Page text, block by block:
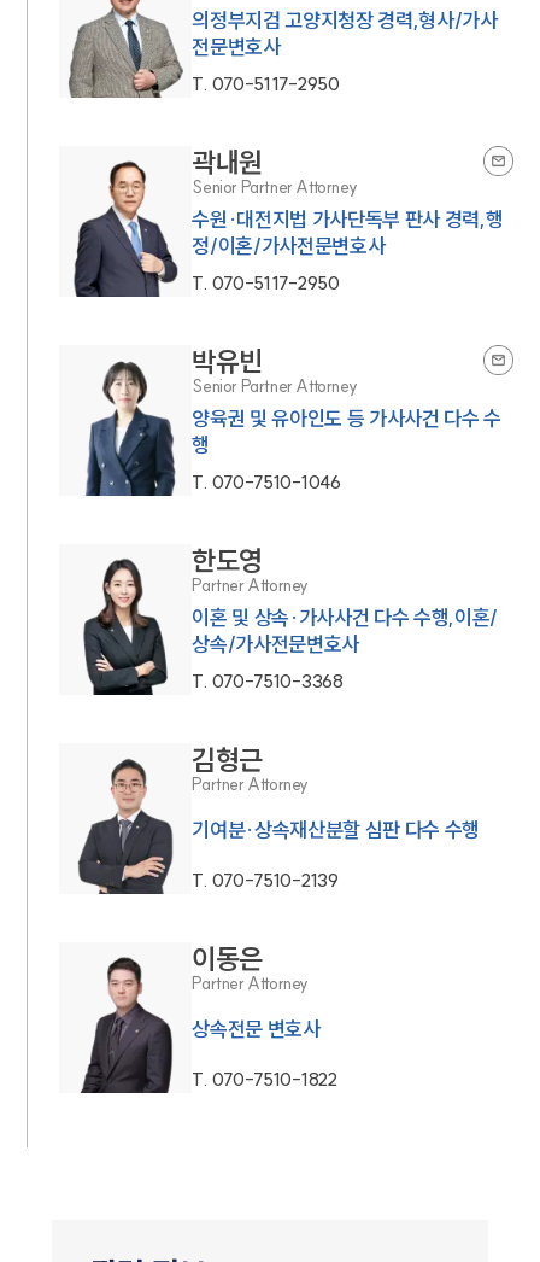
의정부지검 고양지청장 경력,형사/가사
전문변호사
T. 070-5117-2950
곽내원
Senior Partner Attorney
수원·대전지법 가사단독부 판사 경력,행
정/이혼/가사전문변호사
T. 070-5117-2950
박유빈
Senior Partner Attorney
양육권 및 유아인도 등 가사사건 다수 수
행
T. 070-7510-1046
한도영
Partner Attorney
이혼 및 상속·가사사건 다수 수행,이혼/
상속/가사전문변호사
T. 070-7510-3368
김형근
Partner Attorney
기여분·상속재산분할 심판 다수 수행
T. 070-7510-2139
이동은
Partner Attorney
상속전문 변호사
T. 070-7510-1822